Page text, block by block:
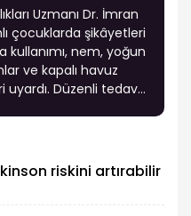
Uzmanı Dr. İmran
çocuklarda şikâyetleri
kullanımı, nem, yoğun
ve kapalı havuz
uyardı. Düzenli tedavi
riskini artırabilir